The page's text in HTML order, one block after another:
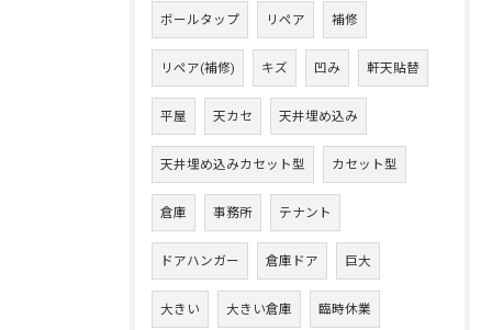
ボールタップ リペア 補修
リペア(補修) キズ 凹み 軒天貼替
平屋 天カセ 天井埋め込み
天井埋め込みカセット型 カセット型
倉庫 事務所 テナント
ドアハンガー 倉庫ドア 巨大
大きい 大きい倉庫 臨時休業